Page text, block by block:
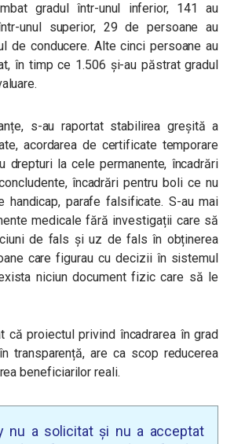
gradul într-unul inferior, 141 au
unul superior, 29 de persoane au
de conducere. Alte cinci persoane au
în timp ce 1.506 și-au păstrat gradul
s-au raportat stabilirea greșită a
acordarea de certificate temporare
drepturi la cele permanente, încadrări
încadrări pentru boli ce nu
handicap, parafe falsificate. S-au mai
medicale fără investigații care să
de fals și uz de fals în obținerea
care figurau cu decizii în sistemul
niciun document fizic care să le
că proiectul privind încadrarea în grad
transparență, are ca scop reducerea
beneficiarilor reali.
nu a solicitat și nu a acceptat